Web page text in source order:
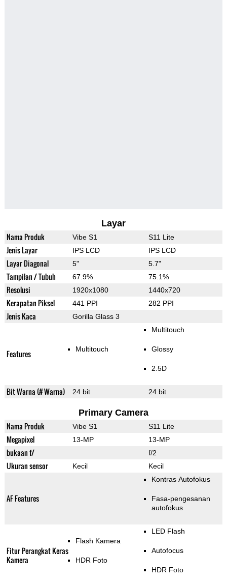
Layar
Nama Produk Vibe S1 S11 Lite
Jenis Layar IPS LCD IPS LCD
Layar Diagonal 5" 5.7"
Tampilan / Tubuh 67.9% 75.1%
Resolusi 1920x1080 1440x720
Kerapatan Piksel 441 PPI 282 PPI
Jenis Kaca Gorilla Glass 3
Features Multitouch
Multitouch
Glossy
2.5D
Bit Warna (# Warna) 24 bit 24 bit
Primary Camera
Nama Produk Vibe S1 S11 Lite
Megapixel 13-MP 13-MP
bukaan f/ f/2
Ukuran sensor Kecil Kecil
AF Features
Kontras Autofokus
Fasa-pengesanan
autofokus
Fitur Perangkat Keras
Kamera
Flash Kamera
HDR Foto
LED Flash
Autofocus
HDR Foto